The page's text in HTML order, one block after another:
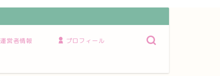
運営者情報 プロフィール